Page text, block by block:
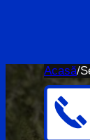
Acasă/